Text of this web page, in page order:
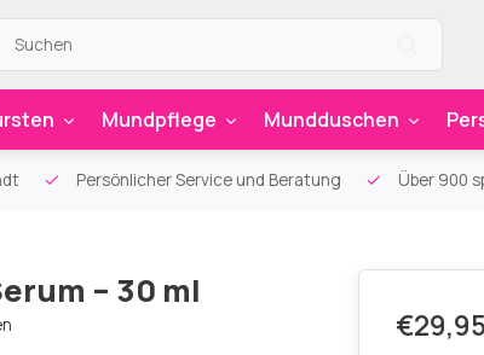
Mundpflege Mundduschen
Persönlicher Service und Beratung Über 900
– 30 ml